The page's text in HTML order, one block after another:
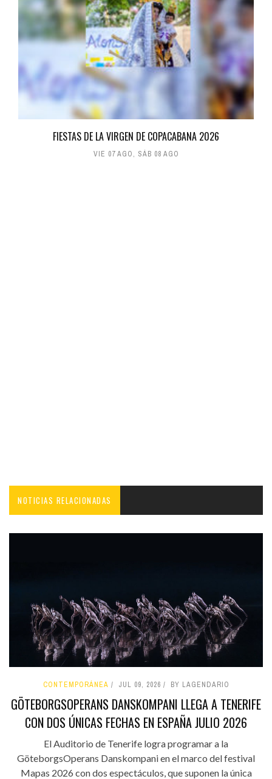
FIESTAS DE LA VIRGEN DE COPACABANA 2026
VIE 07 AGO, SÁB 08 AGO
NOTICIAS RELACIONADAS
CONTEMPORÁNEA JUL 09, 2026 BY LAGENDARIO
GÖTEBORGSOPERANS DANSKOMPANI LLEGA A TENERIFE
CON DOS ÚNICAS FECHAS EN ESPAÑA JULIO 2026
El Auditorio de Tenerife logra programar a la
GöteborgsOperans Danskompani en el marco del festival
Mapas 2026 con dos espectáculos, que suponen la única